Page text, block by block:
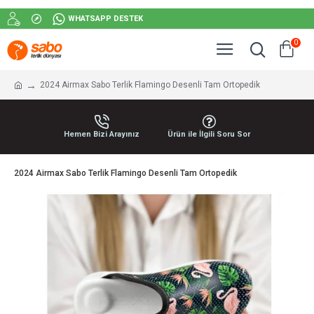
WHATSAPP DESTEK
0
2024 Airmax Sabo Terlik Flamingo Desenli Tam Ortopedik
Hemen Bizi Arayınız Ürün ile İlgili Soru Sor
2024 Airmax Sabo Terlik Flamingo Desenli Tam Ortopedik